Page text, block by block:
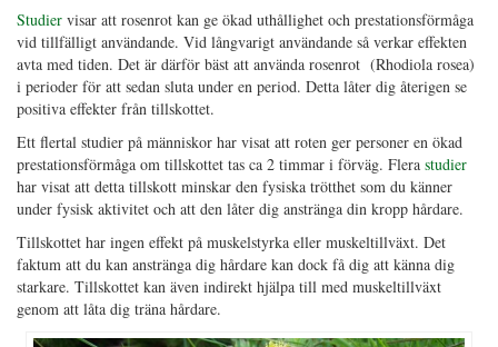
Studier visar att rosenrot kan ge ökad uthållighet och prestationsförmåga
vid tillfälligt användande. Vid långvarigt användande så verkar effekten
avta med tiden. Det är därför bäst att använda rosenrot (Rhodiola rosea)
i perioder för att sedan sluta under en period. Detta låter dig återigen se
positiva effekter från tillskottet.
Ett flertal studier på människor har visat att roten ger personer en ökad
prestationsförmåga om tillskottet tas ca 2 timmar i förväg. Flera studier
har visat att detta tillskott minskar den fysiska trötthet som du känner
under fysisk aktivitet och att den låter dig anstränga din kropp hårdare.
Tillskottet har ingen effekt på muskelstyrka eller muskeltillväxt. Det
faktum att du kan anstränga dig hårdare kan dock få dig att känna dig
starkare. Tillskottet kan även indirekt hjälpa till med muskeltillväxt
genom att låta dig träna hårdare.